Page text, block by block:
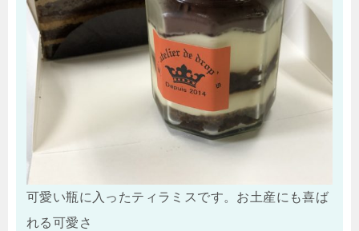
可愛い瓶に入ったティラミスです。お土産にも喜ば
れる可愛さ